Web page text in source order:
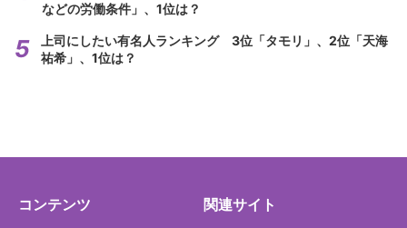
などの労働条件」、1位は？
上司にしたい有名人ランキング 3位「タモリ」、2位「天海
祐希」、1位は？
コンテンツ 関連サイト